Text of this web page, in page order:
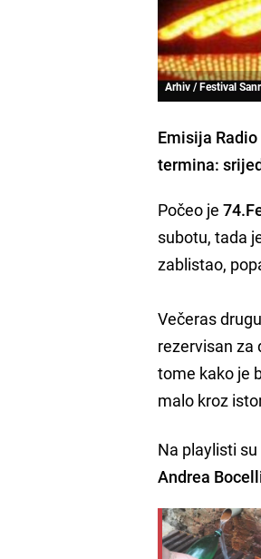
Arhiv / Festival
Emisija
termina:
Počeo je
subotu, tada
zablistao,
Večeras
rezervisan za
tome kako je
malo kroz
Na playlisti
Andrea